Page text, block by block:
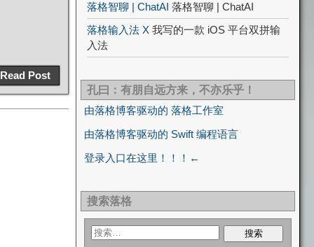
Read Post
落格智聊 | ChatAI 落格智聊 | ChatAI
落格输入法 X 我写的一款 iOS 平台双拼输
入法
孔曰：有朋自远方来，不亦乐乎！
由落格博客驱动的 落格工作室
由落格博客驱动的 Swift 编程语言
登录入口在这里！！！←
搜索落格